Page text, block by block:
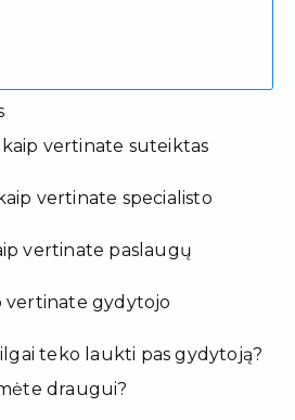
vertinate suteiktas
vertinate specialisto
vertinate paslaugų
vertinate gydytojo
teko laukti pas gydytoją?
draugui?